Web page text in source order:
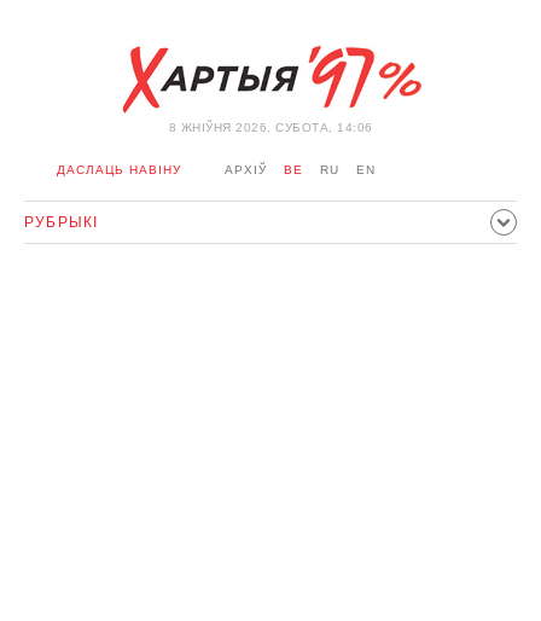
8 ЖНIЎНЯ 2026, СУБОТА, 14:06
ДАСЛАЦЬ НАВІНУ АРХІЎ BE RU EN
РУБРЫКІ